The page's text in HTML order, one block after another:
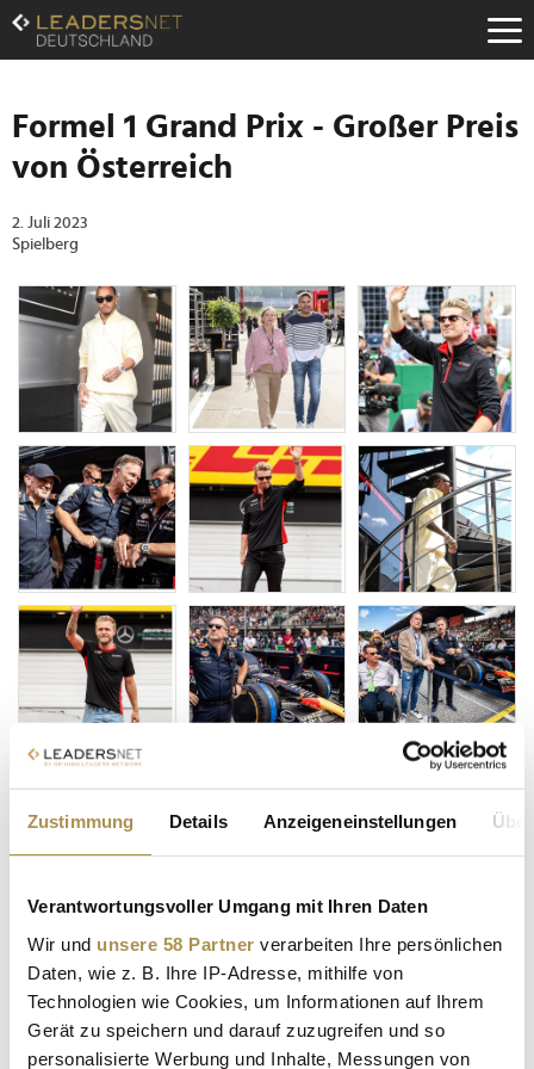
Zustimmung Details Anzeigeneinstellungen
Verantwortungsvoller Umgang mit Ihren Daten
Wir und unsere 58 Partner verarbeiten Ihre persönlichen
Daten, wie z. B. Ihre IP-Adresse, mithilfe von
Technologien wie Cookies, um Informationen auf Ihrem
Gerät zu speichern und darauf zuzugreifen und so
personalisierte Werbung und Inhalte, Messungen von
Zum
Inhalt
Zur
Navigation
Zur
Hauptnavigation
Formel 1 Grand Prix - Großer Preis
von Österreich
2. Juli 2023
Spielberg